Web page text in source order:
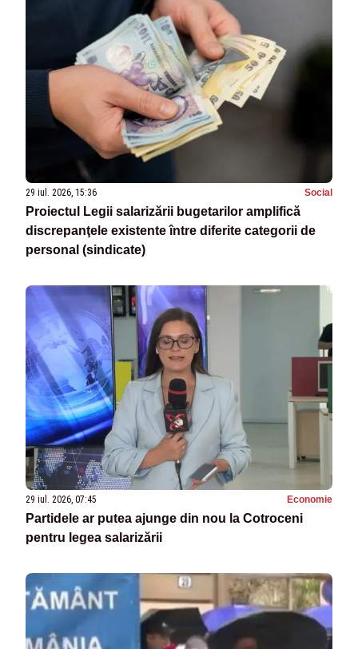
29 iul. 2026, 15:36 Social
Proiectul Legii salarizării bugetarilor amplifică
discrepanţele existente între diferite categorii de
personal (sindicate)
29 iul. 2026, 07:45 Economie
Partidele ar putea ajunge din nou la Cotroceni
pentru legea salarizării